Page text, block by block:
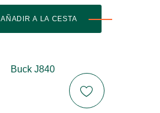
AÑADIR A LA CESTA